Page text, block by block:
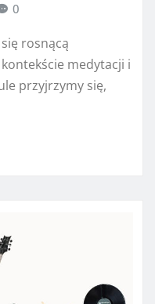
0
rosnącą
medytacji i
przyjrzymy się,